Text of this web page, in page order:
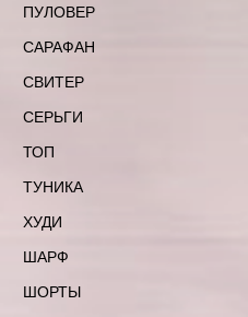
ПУЛОВЕР
САРАФАН
СВИТЕР
СЕРЬГИ
ТОП
ТУНИКА
ХУДИ
ШАРФ
ШОРТЫ